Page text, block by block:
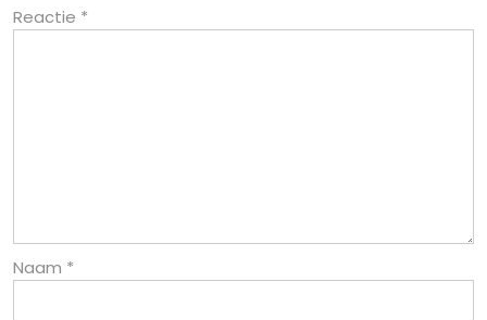
Reactie *
Naam *